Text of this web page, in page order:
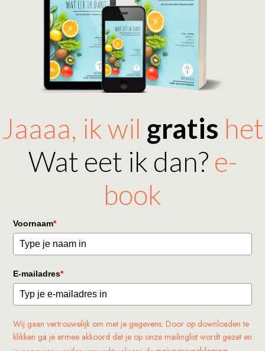
Jaaaa, ik wil gratis het
Wat eet ik dan? e-
book
Voornaam*
E-mailadres*
Wij gaan vertrouwelijk om met je gegevens. Door op downloaden te
klikken ga je ermee akkoord dat je op onze mailinglist wordt gezet en